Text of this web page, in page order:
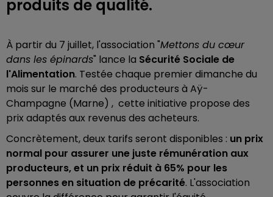
À partir du 7 juillet, l'association "Mettons du cœur
dans les épinards" lance la Sécurité Sociale de
l'Alimentation. Testée chaque premier dimanche du
mois sur le marché des producteurs à Aÿ-
Champagne (Marne) , cette initiative propose des
prix adaptés aux revenus des acheteurs.
Concrètement, deux tarifs seront disponibles : un prix
normal pour assurer une juste rémunération aux
producteurs, et un prix réduit à 65% pour les
personnes en situation de précarité. L'association